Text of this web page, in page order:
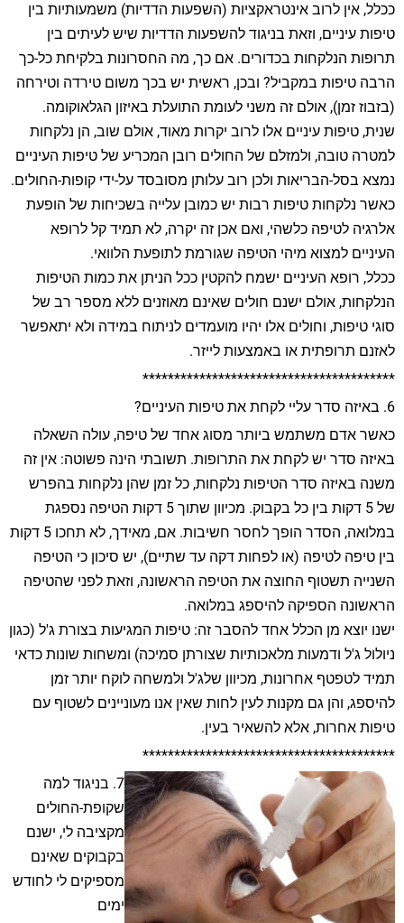
ככלל, אין לרוב אינטראקציות (השפעות הדדיות) משמעותיות בין
טיפות עיניים, וזאת בניגוד להשפעות הדדיות שיש לעיתים בין
תרופות הנלקחות בכדורים. אם כך, מה החסרונות בלקיחת כל-כך
הרבה טיפות במקביל? ובכן, ראשית יש בכך משום טירדה וטירחה
(בזבוז זמן), אולם זה משני לעומת התועלת באיזון הגלאוקומה.
שנית, טיפות עיניים אלו לרוב יקרות מאוד, אולם שוב, הן נלקחות
למטרה טובה, ולמזלם של החולים רובן המכריע של טיפות העיניים
נמצא בסל-הבריאות ולכן רוב עלותן מסובסד על-ידי קופות-החולים.
כאשר נלקחות טיפות רבות יש כמובן עלייה בשכיחות של הופעת
אלרגיה לטיפה כלשהי, ואם אכן זה יקרה, לא תמיד קל לרופא
העיניים למצוא מיהי הטיפה שגורמת לתופעת הלוואי.
ככלל, רופא העיניים ישמח להקטין ככל הניתן את כמות הטיפות
הנלקחות, אולם ישנם חולים שאינם מאוזנים ללא מספר רב של
סוגי טיפות, וחולים אלו יהיו מועמדים לניתוח במידה ולא יתאפשר
לאזנם תרופתית או באמצעות לייזר.
****************************************
6. באיזה סדר עליי לקחת את טיפות העיניים?
כאשר אדם משתמש ביותר מסוג אחד של טיפה, עולה השאלה
באיזה סדר יש לקחת את התרופות. תשובתי הינה פשוטה: אין זה
משנה באיזה סדר הטיפות נלקחות, כל זמן שהן נלקחות בהפרש
של 5 דקות בין כל בקבוק. מכיוון שתוך 5 דקות הטיפה נספגת
במלואה, הסדר הופך לחסר חשיבות. אם, מאידך, לא תחכו 5 דקות
בין טיפה לטיפה (או לפחות דקה עד שתיים), יש סיכון כי הטיפה
השנייה תשטוף החוצה את הטיפה הראשונה, וזאת לפני שהטיפה
הראשונה הספיקה להיספג במלואה.
ישנו יוצא מן הכלל אחד להסבר זה: טיפות המגיעות בצורת ג'ל (כגון
ניולול ג'ל ודמעות מלאכותיות שצורתן סמיכה) ומשחות שונות כדאי
תמיד לטפטף אחרונות, מכיוון שלג'ל ולמשחה לוקח יותר זמן
להיספג, והן גם מקנות לעין לחות שאין אנו מעוניינים לשטוף עם
טיפות אחרות, אלא להשאיר בעין.
****************************************
7. בניגוד למה
שקופת-החולים
מקציבה לי, ישנם
בקבוקים שאינם
מספיקים לי לחודש
ימים